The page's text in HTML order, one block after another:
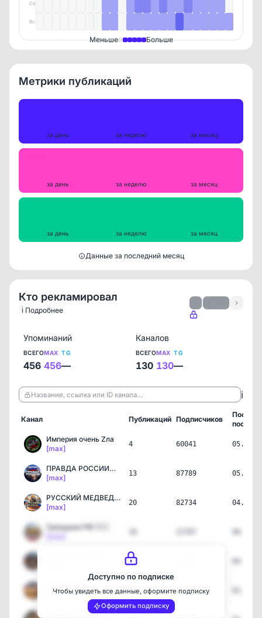
Сб
Вс
Меньше Больше
Метрики публикаций
за день за неделю за месяц
за день за неделю за месяц
за день за неделю за месяц
Данные за последний месяц
Кто рекламировал
ℹ️ Подробнее
›
Упоминаний
ВСЕГО
456
MAX
456
TG
—
Каналов
ВСЕГО
130
MAX
130
TG
—
Название, ссылка или ID канала… ℹ️
Канал Публикаций Подписчиков
пост
Империя очень Zла
[max]
4 60041
ПРАВДА РОССИИ🇷🇺
[max]
13 87789
РУССКИЙ МЕДВЕДЬ | Новости
[max]
20 82734
Граждане РФ 🇷🇺
10
[max]
17 49434
Сладков онлайн
Доступно по подписке
Чтобы увидеть все данные, оформите подписку
Оформить подписку